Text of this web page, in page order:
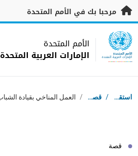
تخطى إلى المحتوى الرئيسي
مرحبا بك في الأمم المتحدة
UN Logo
الأمم المتحدة
الإمارات العربية المتحدة
الأمم المتحدة
الإمارات العربية المتحدة
مسار التنقل
استقبال / قصص /
قصة